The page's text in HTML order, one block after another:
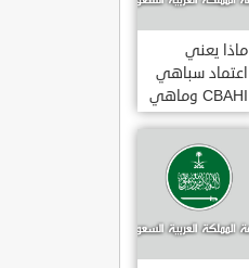
ماذا يعني
اعتماد سباهي
CBAHI وماهي
معاييره